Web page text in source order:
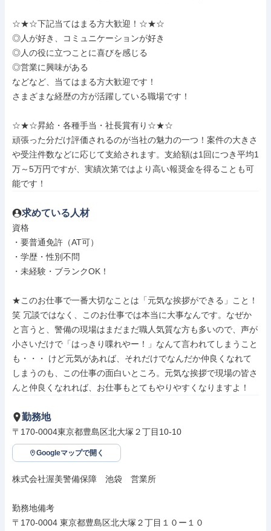
☆★☆下記当てはまる方大歓迎！☆★☆
◎人が好き、コミュニケーションが好き
◎人の役に立つことに喜びを感じる
◎営業に興味がある
などなど、当てはまる方大歓迎です！
さまざまな経歴の方が活躍している職場です！
☆★☆昇給・各種手当・社長賞有り☆★☆
頑張った分だけ評価されるのが当社の魅力の一つ！案件の大きさ
や受注件数などに応じて支給されます。支給額は1回につき平均1
万～5万円ですが、実績次第ではより高い報奨金を得ることも可
能です！
求めている人材
資格
・要普通免許（AT可）
・学歴・性別不問
・未経験・ブランクOK！
★このお仕事で一番大切なことは「元気な挨拶ができる」こと！
笑 冗談ではなく、このお仕事では本当に大事なんです。なぜか
と言うと、警備の現場はまだまだ職人気質な方も多いので、声が
小さいだけで「はっきり喋れやー！」なんて言われてしまうこと
も・・・ けど元気があれば、それだけでなんだか仲良くなれて
しまうのも、この仕事の面白いところ。元気な挨拶で現場の皆さ
んと仲良くなれれば、お仕事もとてもやりやすくなりますよ！
勤務地
〒170-0004東京都豊島区北大塚２丁目10-10
Googleマップで開く
株式会社渥美警備保障　池袋　営業所
勤務地備考
〒170-0004 東京都豊島区北大塚２丁目１０ー１０